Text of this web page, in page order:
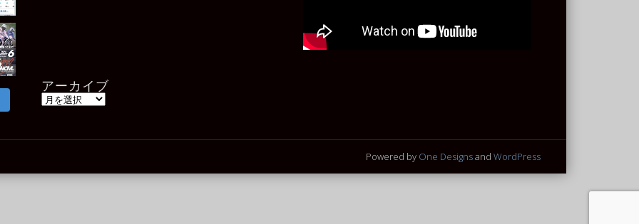
アーカイブ
ア
ー
ブ
Powered by One Designsand WordPress